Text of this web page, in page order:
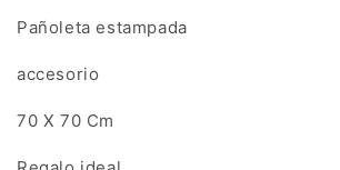
Pañoleta estampada
accesorio
70 X 70 Cm